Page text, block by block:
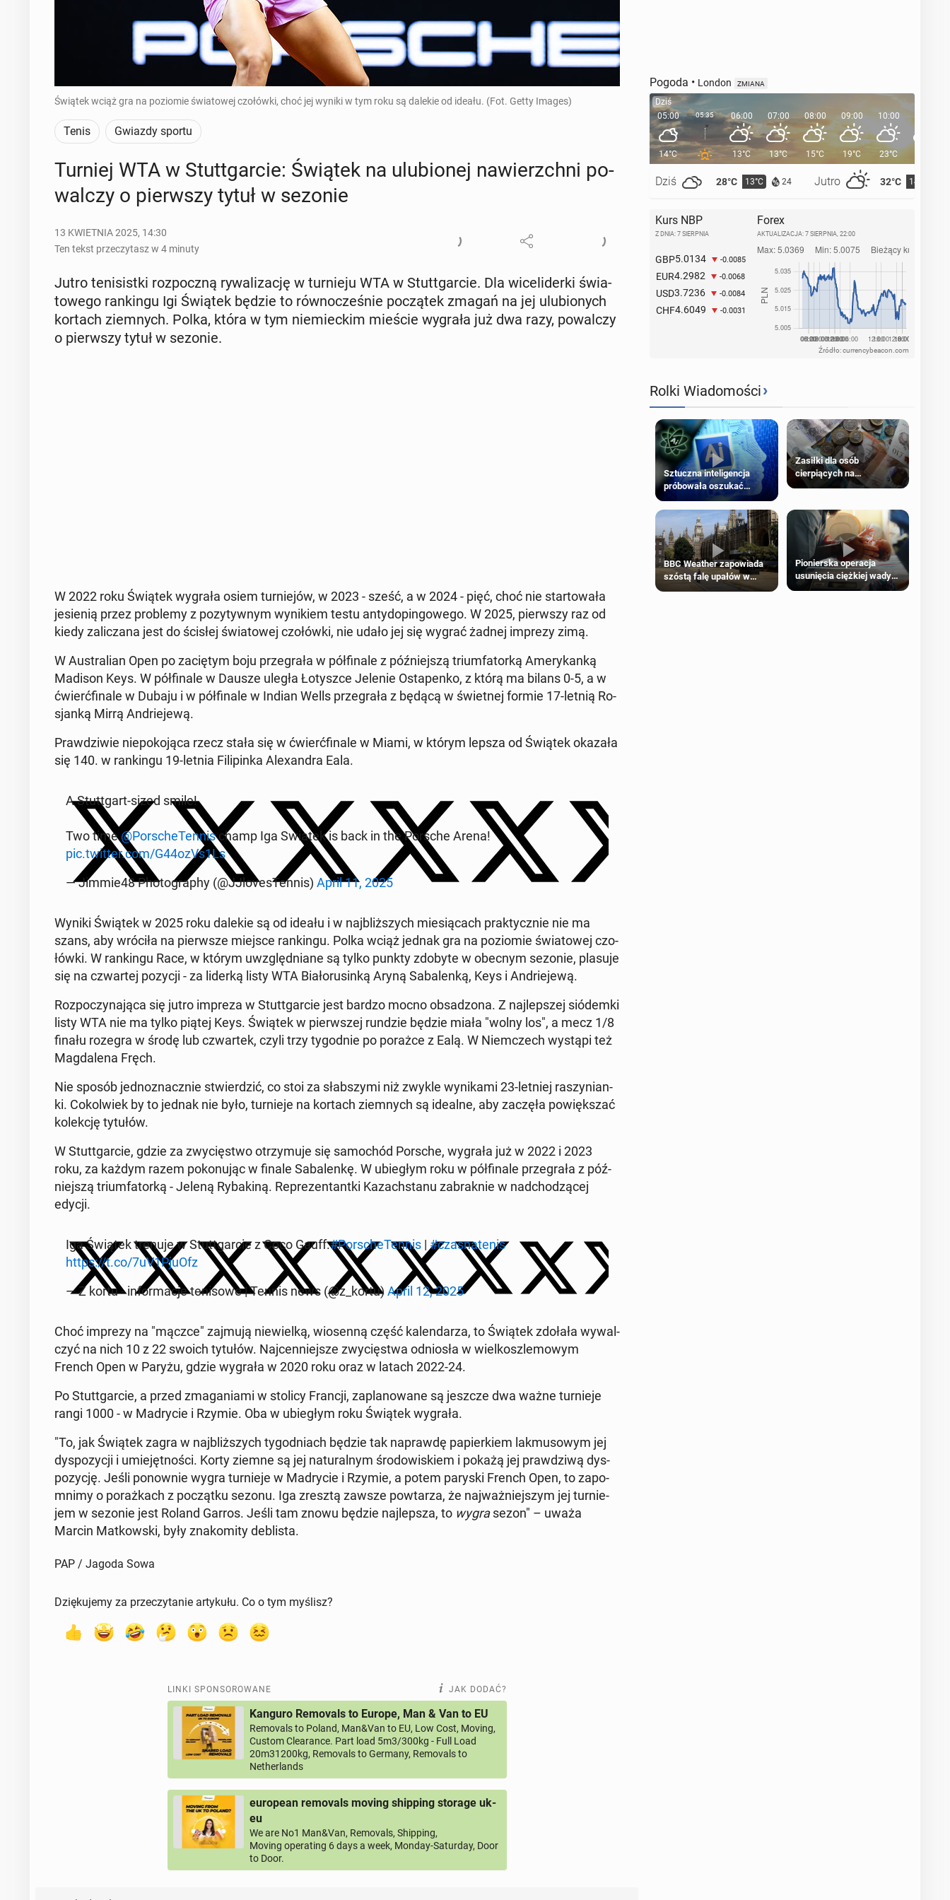
Świątek wciąż gra na poziomie światowej czołówki, choć jej wyniki w tym roku są dalekie od ideału. (Fot. Getty Images)
Tenis Gwiazdy sportu
Turniej WTA w Stut­t­gar­cie: Świątek na ulu­bio­nej na­wierzch­ni po­
wal­czy o pierw­szy tytuł w sezonie
13 KWIETNIA 2025, 14:30
Ten tekst przeczytasz w 4 minuty
Jutro te­ni­sist­ki roz­pocz­ną ry­wa­li­za­cję w tur­nie­ju WTA w Stut­t­gar­cie. Dla wi­ce­li­der­ki świa­
to­we­go ran­kin­gu Igi Świątek będzie to rów­no­cze­śnie po­czą­tek zmagań na jej ulu­bio­nych
kortach ziem­nych. Polka, która w tym nie­miec­kim mieście wygrała już dwa razy, po­wal­czy
o pierw­szy tytuł w sezonie.
W 2022 roku Świątek wygrała osiem tur­nie­jów, w 2023 - sześć, a w 2024 - pięć, choć nie star­to­wa­ła
je­sie­nią przez pro­ble­my z po­zy­tyw­nym wy­ni­kiem testu an­ty­do­pin­go­we­go. W 2025, pierw­szy raz od
kiedy za­li­cza­na jest do ścisłej świa­to­wej czo­łów­ki, nie udało jej się wygrać żadnej imprezy zimą.
W Au­stra­lian Open po za­cię­tym boju prze­gra­ła w pół­fi­na­le z póź­niej­szą trium­fa­tor­ką Ame­ry­kan­ką
Madison Keys. W pół­fi­na­le w Dausze uległa Ło­tysz­ce Jelenie Osta­pen­ko, z którą ma bilans 0-5, a w
ćwierć­fi­na­le w Dubaju i w pół­fi­na­le w Indian Wells prze­gra­ła z będącą w świet­nej formie 17-letnią Ro­
sjan­ką Mirrą An­drie­je­wą.
Praw­dzi­wie nie­po­ko­ją­ca rzecz stała się w ćwierć­fi­na­le w Miami, w którym lepsza od Świątek okazała
się 140. w ran­kin­gu 19-letnia Fi­li­pin­ka Ale­xan­dra Eala.
A Stut­t­gart-sized smile!
Two time@Po­rsche­Ten­nischamp Iga Swiatek is back in the Porsche Arena!
pic.twitter.com/G44ozVs1Ls
— Jimmie48 Pho­to­gra­phy (@JJlo­ve­sTen­nis) April 11, 2025
Wyniki Świątek w 2025 roku dalekie są od ideału i w naj­bliż­szych mie­sią­cach prak­tycz­nie nie ma
szans, aby wróciła na pierw­sze miejsce ran­kin­gu. Polka wciąż jednak gra na po­zio­mie świa­to­wej czo­
łów­ki. W ran­kin­gu Race, w którym uwzględ­nia­ne są tylko punkty zdobyte w obecnym sezonie, plasuje
się na czwar­tej pozycji - za liderką listy WTA Bia­ło­ru­sin­ką Aryną Sa­ba­len­ką, Keys i An­drie­je­wą.
Roz­po­czy­na­ją­ca się jutro impreza w Stut­t­gar­cie jest bardzo mocno ob­sa­dzo­na. Z naj­lep­szej sió­dem­ki
listy WTA nie ma tylko piątej Keys. Świątek w pierw­szej rundzie będzie miała "wolny los", a mecz 1/8
finału rozegra w środę lub czwar­tek, czyli trzy ty­go­dnie po porażce z Ealą. W Niem­czech wystąpi też
Mag­da­le­na Fręch.
Nie sposób jed­no­znacz­nie stwier­dzić, co stoi za słab­szy­mi niż zwykle wy­ni­ka­mi 23-letniej ra­szy­nian­
ki. Co­kol­wiek by to jednak nie było, tur­nie­je na kortach ziem­nych są idealne, aby zaczęła po­więk­szać
ko­lek­cję tytułów.
W Stut­t­gar­cie, gdzie za zwy­cię­stwo otrzy­mu­je się sa­mo­chód Porsche, wygrała już w 2022 i 2023
roku, za każdym razem po­ko­nu­jąc w finale Sa­ba­len­kę. W ubie­głym roku w pół­fi­na­le prze­gra­ła z póź­
niej­szą trium­fa­tor­ką - Jeleną Ry­ba­ki­ną. Re­pre­zen­tant­ki Ka­zach­sta­nu za­brak­nie w nad­cho­dzą­cej
edycji.
Iga Świątek trenuje w Stut­t­gar­cie z Coco Gauff.#Po­rsche­Ten­nis| #cza­sna­te­nis
https://t.co/7uV1PjuOfz
— Z kortu - in­for­ma­cje te­ni­so­we | Tennis news (@z_kortu)April 12, 2025
Choć imprezy na "mączce" zajmują nie­wiel­ką, wio­sen­ną część ka­len­da­rza, to Świątek zdołała wy­wal­
czyć na nich 10 z 22 swoich tytułów. Naj­cen­niej­sze zwy­cię­stwa od­nio­sła w wiel­kosz­le­mo­wym
French Open w Paryżu, gdzie wygrała w 2020 roku oraz w latach 2022-24.
Po Stut­t­gar­cie, a przed zma­ga­nia­mi w stolicy Francji, za­pla­no­wa­ne są jeszcze dwa ważne tur­nie­je
rangi 1000 - w Ma­dry­cie i Rzymie. Oba w ubie­głym roku Świątek wygrała.
"To, jak Świątek zagra w naj­bliż­szych ty­go­dniach będzie tak na­praw­dę pa­pier­kiem lak­mu­so­wym jej
dys­po­zy­cji i umie­jęt­no­ści. Korty ziemne są jej na­tu­ral­nym śro­do­wi­skiem i pokażą jej praw­dzi­wą dys­
po­zy­cję. Jeśli po­now­nie wygra tur­nie­je w Ma­dry­cie i Rzymie, a potem paryski French Open, to za­po­
mni­my o po­raż­kach z po­cząt­ku sezonu. Iga zresztą zawsze po­wta­rza, że naj­waż­niej­szym jej tur­nie­
jem w sezonie jest Roland Garros. Jeśli tam znowu będzie naj­lep­sza, to wygrasezon" – uważa
Marcin Mat­kow­ski, były zna­ko­mi­ty de­bli­sta.
PAP / Jagoda Sowa
Dziękujemy za przeczytanie artykułu. Co o tym myślisz?
LINKI SPONSOROWANE JAK DODAĆ?
Kanguro Removals to Europe, Man & Van to EU
Removals to Poland, Man&Van to EU, Low Cost, Moving,
Custom Clearance. Part load 5m3/300kg - Full Load
20m31200kg, Removals to Germany, Removals to
Netherlands
european removals moving shipping storage uk-
eu
We are No1 Man&Van, Removals, Shipping,
Moving operating 6 days a week, Monday-Saturday, Door
to Door.
Pogoda • London ZMIANA
Dziś
05:00
14°C
Dziś 28°C 13°C 24 Jutro 32°C 14°C
05:35 06:00
13°C
07:00
13°C
08:00
15°C
09:00
19°C
10:00
23°C
11:00
Kurs NBP
Z DNIA: 7 SIERPNIA
GBP5.0134 -0.0085
EUR4.2982 -0.0068
USD3.7236 -0.0084
CHF4.6049 -0.0031
Forex
AKTUALIZACJA: 7 SIERPNIA, 22:00
Źródło: currencybeacon.com
Rolki Wiadomości›
Sztuczna inteligencja
próbowała oszukać
człowieka
Zasiłki dla osób
cierpiących na
schorzenia psychiczne
BBC Weather zapowiada
szóstą falę upałów w
Londynie
Pionierska operacja
usunięcia ciężkiej wady
wrodzonej płodu w łonie